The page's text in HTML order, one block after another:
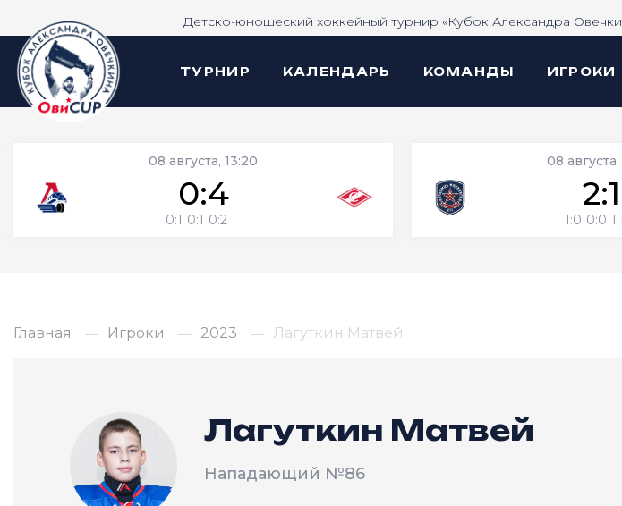
Детско-юношеский хоккейный турнир «Кубок Александра
ТУРНИР КАЛЕНДАРЬ КОМАНДЫ ИГРОКИ
08 августа, 13:20
0:4
0:1 0:1 0:2
08
2:1
1:0 0:0 1:1
Главная Игроки 2023 Лагуткин Матвей
Лагуткин Матвей
Нападающий №86